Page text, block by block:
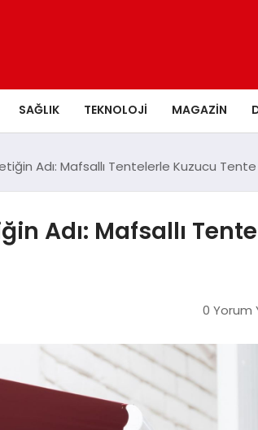
SAĞLIK TEKNOLOJI MAGAZIN
Adı: Mafsallı Tentelerle Kuzucu Tente
Adı: Mafsallı
0 Yorum